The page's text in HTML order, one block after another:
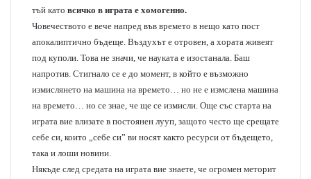
тъй като всичко в играта е хомогенно.
Човечеството е вече напред във времето в нещо като пост
апокалиптично бъдеще. Въздухът е отровен, а хората живеят
под куполи. Това не значи, че науката е изостанала. Баш
напротив. Стигнало се е до момент, в който е възможно
измислянето на машина на времето… но не е измслена машина
на времето… но се знае, че ще се измисли. Още със старта на
играта вие влизате в постоянен лууп, защото често ще срещате
себе си, които „себе си” ви носят както ресурси от бъдещето,
така и лоши новини.
Някъде след средата на играта вие знаете, че огромен меторит